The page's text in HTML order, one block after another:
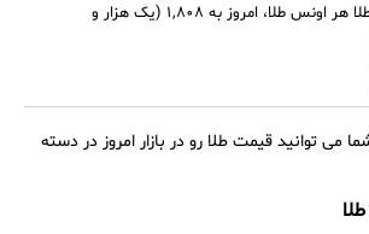
طلا، امروز به ۱,۸۰۸ (یک هزار و
می توانید قیمت طلا رو در بازار امروز در دسته